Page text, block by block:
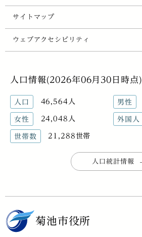
サイトマップ
ウェブアクセシビリティ
人口情報(2026年06月30日時点)
人口 46,564人 男性
女性 24,048人 外国人
世帯数 21,288世帯
人口統計情報
菊池市役所